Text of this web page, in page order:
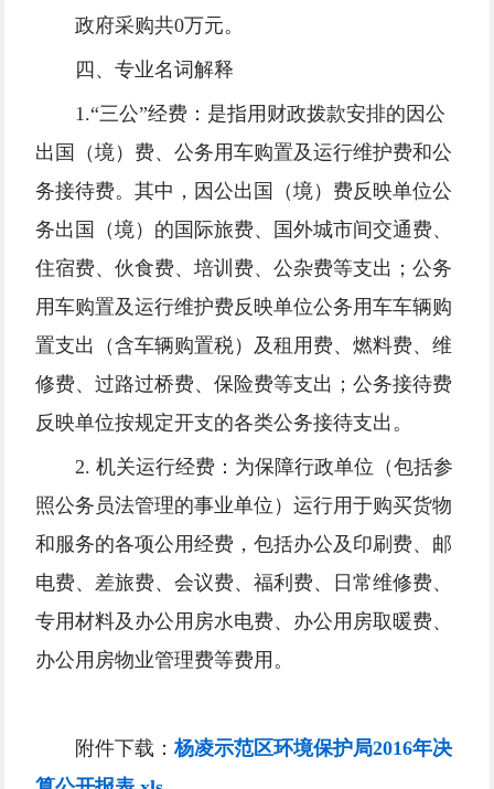
政府采购共0万元。
四、专业名词解释
1.“三公”经费：是指用财政拨款安排的因公
出国（境）费、公务用车购置及运行维护费和公
务接待费。其中，因公出国（境）费反映单位公
务出国（境）的国际旅费、国外城市间交通费、
住宿费、伙食费、培训费、公杂费等支出；公务
用车购置及运行维护费反映单位公务用车车辆购
置支出（含车辆购置税）及租用费、燃料费、维
修费、过路过桥费、保险费等支出；公务接待费
反映单位按规定开支的各类公务接待支出。
2. 机关运行经费：为保障行政单位（包括参
照公务员法管理的事业单位）运行用于购买货物
和服务的各项公用经费，包括办公及印刷费、邮
电费、差旅费、会议费、福利费、日常维修费、
专用材料及办公用房水电费、办公用房取暖费、
办公用房物业管理费等费用。
附件下载：杨凌示范区环境保护局2016年决